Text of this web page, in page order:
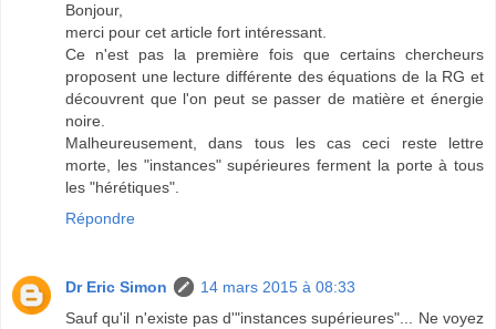
Bonjour,
merci pour cet article fort intéressant.
Ce n'est pas la première fois que certains chercheurs
proposent une lecture différente des équations de la RG et
découvrent que l'on peut se passer de matière et énergie
noire.
Malheureusement, dans tous les cas ceci reste lettre
morte, les "instances" supérieures ferment la porte à tous
les "hérétiques".
Répondre
Dr Eric Simon
14 mars 2015 à 08:33
Sauf qu'il n'existe pas d'"instances supérieures"... Ne voyez